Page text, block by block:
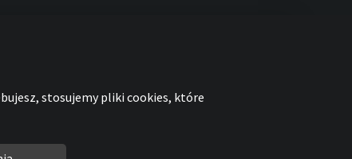
stosujemy pliki cookies, które